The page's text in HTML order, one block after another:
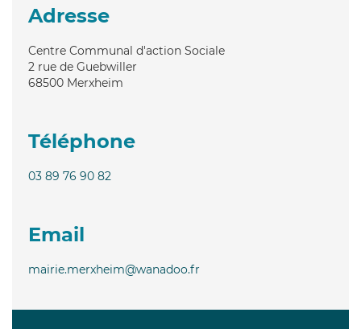
Adresse
Centre Communal d'action Sociale
2 rue de Guebwiller
68500 Merxheim
Téléphone
03 89 76 90 82
Email
mairie.merxheim@wanadoo.fr